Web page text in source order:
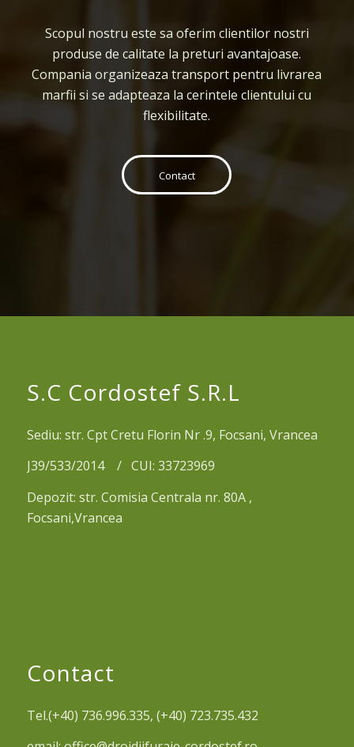
Scopul nostru este sa oferim clientilor nostri
produse de calitate la preturi avantajoase.
Compania organizeaza transport pentru livrarea
marfii si se adapteaza la cerintele clientului cu
flexibilitate.
Contact
S.C Cordostef S.R.L
Sediu: str. Cpt Cretu Florin Nr .9, Focsani, Vrancea
J39/533/2014 / CUI: 33723969
Depozit: str. Comisia Centrala nr. 80A ,
Focsani,Vrancea
Contact
Tel.(+40) 736.996.335, (+40) 723.735.432